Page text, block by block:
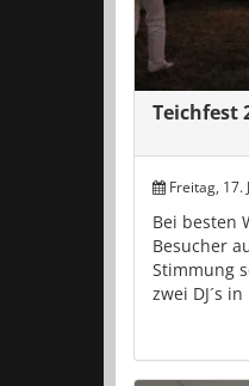
Teichfest
Freitag, 17.
Bei besten
Besucher
Stimmung
zwei DJ´s in